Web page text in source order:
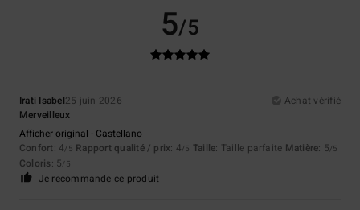
5/5
Irati Isabel25 juin 2026
Achat vérifié
Merveilleux
Afficher original - Castellano
Confort: 4/5 Rapport qualité / prix: 4/5 Taille: Taille parfaite Matière: 5/5
Coloris: 5/5
Je recommande ce produit